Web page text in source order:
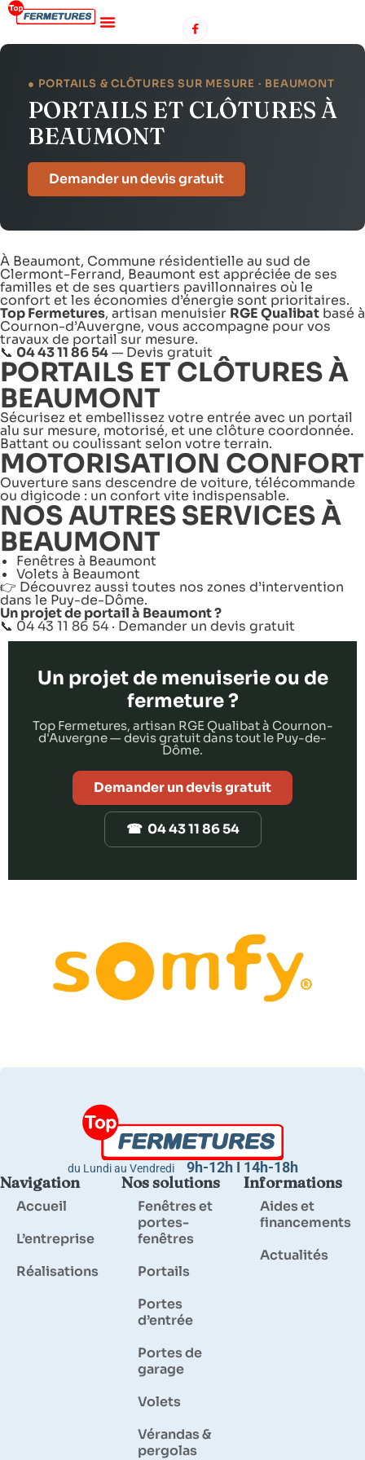
● PORTAILS & CLÔTURES SUR MESURE · BEAUMONT
PORTAILS ET CLÔTURES À
BEAUMONT
Demander un devis gratuit
À Beaumont, Commune résidentielle au sud de
Clermont-Ferrand, Beaumont est appréciée de ses
familles et de ses quartiers pavillonnaires où le
confort et les économies d’énergie sont prioritaires.
Top Fermetures, artisan menuisier RGE Qualibat basé à
Cournon-d’Auvergne, vous accompagne pour vos
travaux de portail sur mesure.
📞 04 43 11 86 54— Devis gratuit
PORTAILS ET CLÔTURES À
BEAUMONT
Sécurisez et embellissez votre entrée avec un portail
alu sur mesure, motorisé, et une clôture coordonnée.
Battant ou coulissant selon votre terrain.
MOTORISATION CONFORT
Ouverture sans descendre de voiture, télécommande
ou digicode : un confort vite indispensable.
NOS AUTRES SERVICES À
BEAUMONT
Fenêtres à Beaumont
Volets à Beaumont
👉 Découvrez aussi toutes nos zones d’intervention
dans le Puy-de-Dôme.
Un projet de portail à Beaumont ?
📞 04 43 11 86 54 · Demander un devis gratuit
Un projet de menuiserie ou de
fermeture ?
Top Fermetures, artisan RGE Qualibat à Cournon-
d'Auvergne — devis gratuit dans tout le Puy-de-
Dôme.
Demander un devis gratuit
☎ 04 43 11 86 54
du Lundi au Vendredi 9h-12h I 14h-18h
Navigation
Accueil
L’entreprise
Réalisations
Nos solutions
Fenêtres et
portes-
fenêtres
Portails
Portes
d’entrée
Portes de
garage
Volets
Vérandas &
pergolas
Informations
Aides et
financements
Actualités